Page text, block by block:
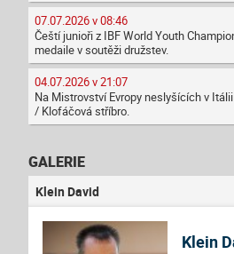
07.07.2026 v 08:46
Čeští junioři z IBF World Youth
medaile v soutěži družstev.
04.07.2026 v 21:07
Na Mistrovství Evropy neslyšících v
/ Klofáčová stříbro.
GALERIE
Klein David
Klein